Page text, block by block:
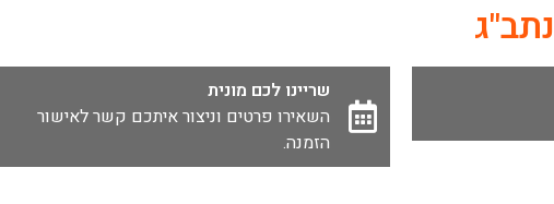
שריינו לכם מונית
השאירו פרטים וניצור איתכם קשר לאישור
הזמנה.